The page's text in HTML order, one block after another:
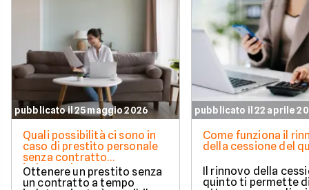
pubblicato il 25 maggio 2026
Quali possibilità ci sono in
caso di prestito personale
senza contratto
indeterminato
Ottenere un prestito senza
un contratto a tempo
pubblicato il 22 aprile
Come funziona il
della cessione del
Il rinnovo della
quinto ti permette